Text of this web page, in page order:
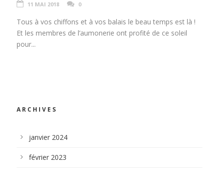
11 MAI 2018 0
Tous à vos chiffons et à vos balais le beau temps est là !
Et les membres de l’aumonerie ont profité de ce soleil
pour...
ARCHIVES
janvier 2024
février 2023